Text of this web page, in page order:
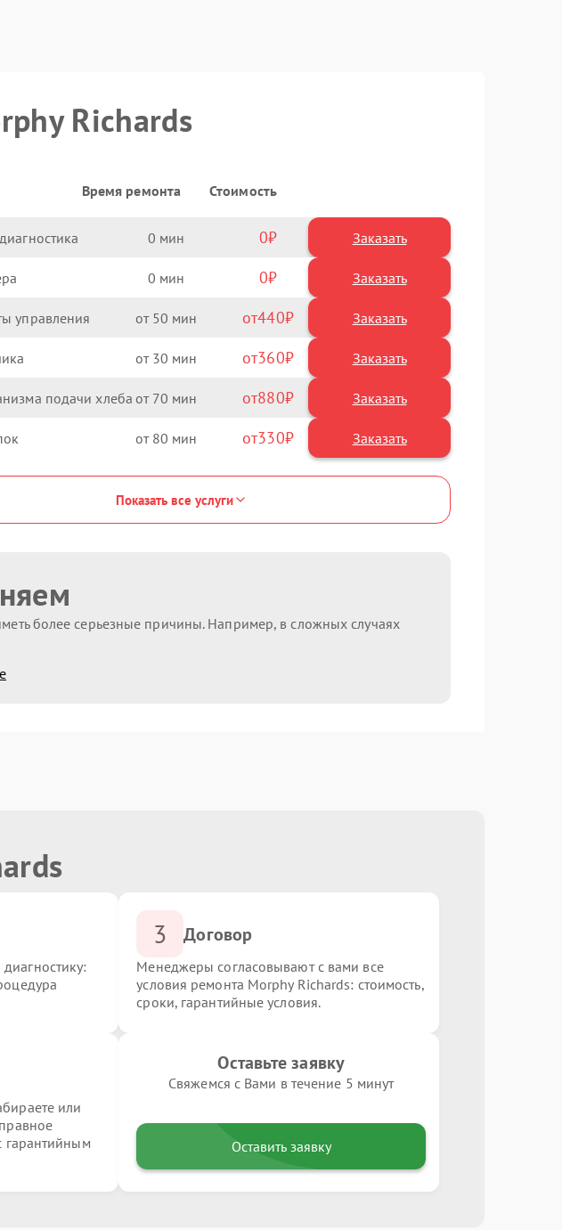
Richards
Время ремонта Стоимость
0 0 Заказать
0 0 Заказать
управления 50 440
30 360
подачи хлеба 70 880
80 330
Показать все услуги
более серьезные причины. Например, в сложных случаях
3 Договор
Менеджеры согласовывают с вами все
условия ремонта Morphy Richards: стоимость,
сроки, гарантийные условия.
или
гарантийным
Оставьте заявку
Свяжемся с Вами в течение 5 минут
Оставить заявку